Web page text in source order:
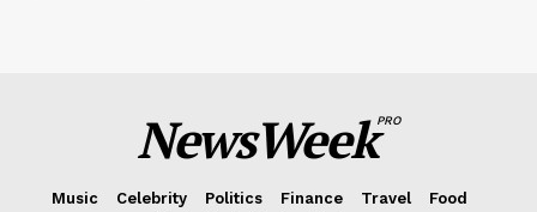
NewsWeekPRO
Music Celebrity Politics Finance Travel
Food